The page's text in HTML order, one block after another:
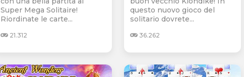
Super Mega Solitaire!
Riordinate le carte...
21.312
questo nuovo gioco del
solitario dovrete...
36.262